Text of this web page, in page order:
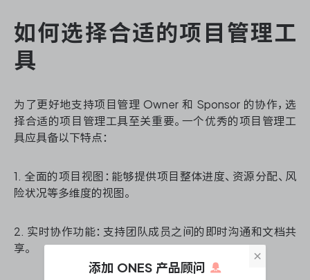
如何选择合适的项目管理工
具
为了更好地支持项目管理 Owner 和 Sponsor 的协作，选
择合适的项目管理工具至关重要。一个优秀的项目管理工
具应具备以下特点：
1. 全面的项目视图：能够提供项目整体进度、资源分配、风
险状况等多维度的视图。
2. 实时协作功能：支持团队成员之间的即时沟通和文档共
享。
×
添加 ONES 产品顾问